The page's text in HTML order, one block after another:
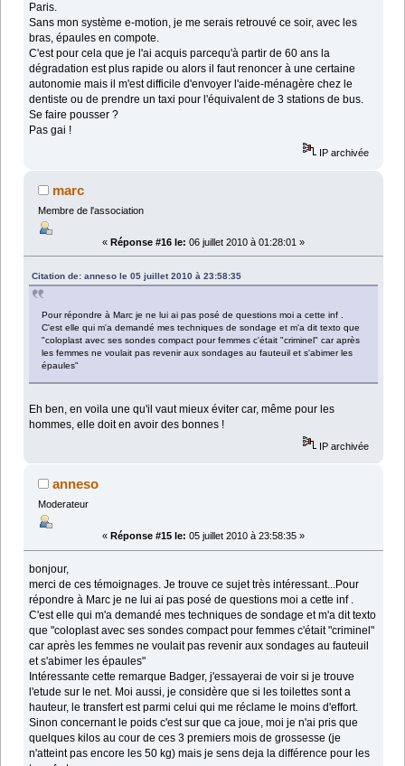
Paris.
Sans mon système e-motion, je me serais retrouvé ce soir, avec les
bras, épaules en compote.
C'est pour cela que je l'ai acquis parcequ'à partir de 60 ans la
dégradation est plus rapide ou alors il faut renoncer à une certaine
autonomie mais il m'est difficile d'envoyer l'aide-ménagère chez le
dentiste ou de prendre un taxi pour l'équivalent de 3 stations de bus.
Se faire pousser ?
Pas gai !
IP archivée
marc
Membre de l'association
« Réponse #16 le: 06 juillet 2010 à 01:28:01 »
Citation de: anneso le 05 juillet 2010 à 23:58:35
Pour répondre à Marc je ne lui ai pas posé de questions moi a cette inf .
C'est elle qui m'a demandé mes techniques de sondage et m'a dit texto que
"coloplast avec ses sondes compact pour femmes c'était "criminel" car après
les femmes ne voulait pas revenir aux sondages au fauteuil et s'abimer les
épaules"
Eh ben, en voila une qu'il vaut mieux éviter car, même pour les
hommes, elle doit en avoir des bonnes !
IP archivée
anneso
Moderateur
« Réponse #15 le: 05 juillet 2010 à 23:58:35 »
bonjour,
merci de ces témoignages. Je trouve ce sujet très intéressant...Pour
répondre à Marc je ne lui ai pas posé de questions moi a cette inf .
C'est elle qui m'a demandé mes techniques de sondage et m'a dit texto
que "coloplast avec ses sondes compact pour femmes c'était "criminel"
car après les femmes ne voulait pas revenir aux sondages au fauteuil
et s'abimer les épaules"
Intéressante cette remarque Badger, j'essayerai de voir si je trouve
l'etude sur le net. Moi aussi, je considère que si les toilettes sont a
hauteur, le transfert est parmi celui qui me réclame le moins d'effort.
Sinon concernant le poids c'est sur que ca joue, moi je n'ai pris que
quelques kilos au cour de ces 3 premiers mois de grossesse (je
n'atteint pas encore les 50 kg) mais je sens deja la différence pour les